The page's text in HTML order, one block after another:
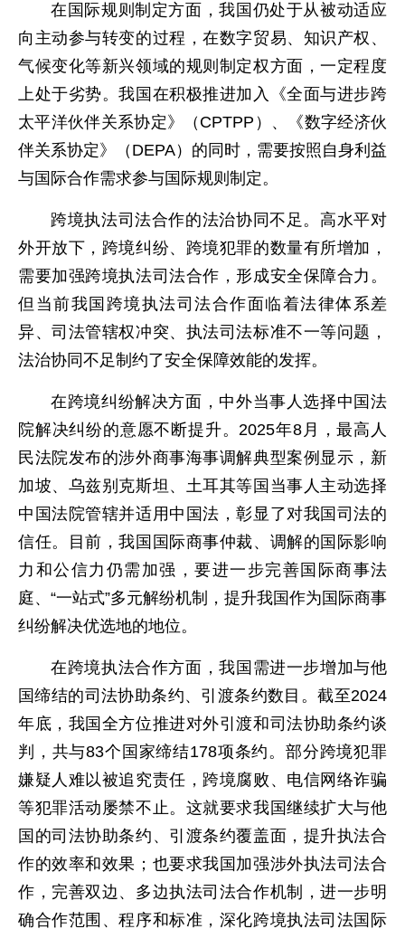
在国际规则制定方面，我国仍处于从被动适应
向主动参与转变的过程，在数字贸易、知识产权、
气候变化等新兴领域的规则制定权方面，一定程度
上处于劣势。我国在积极推进加入《全面与进步跨
太平洋伙伴关系协定》（CPTPP）、《数字经济伙
伴关系协定》（DEPA）的同时，需要按照自身利益
与国际合作需求参与国际规则制定。
跨境执法司法合作的法治协同不足。高水平对
外开放下，跨境纠纷、跨境犯罪的数量有所增加，
需要加强跨境执法司法合作，形成安全保障合力。
但当前我国跨境执法司法合作面临着法律体系差
异、司法管辖权冲突、执法司法标准不一等问题，
法治协同不足制约了安全保障效能的发挥。
在跨境纠纷解决方面，中外当事人选择中国法
院解决纠纷的意愿不断提升。2025年8月，最高人
民法院发布的涉外商事海事调解典型案例显示，新
加坡、乌兹别克斯坦、土耳其等国当事人主动选择
中国法院管辖并适用中国法，彰显了对我国司法的
信任。目前，我国国际商事仲裁、调解的国际影响
力和公信力仍需加强，要进一步完善国际商事法
庭、“一站式”多元解纷机制，提升我国作为国际商事
纠纷解决优选地的地位。
在跨境执法合作方面，我国需进一步增加与他
国缔结的司法协助条约、引渡条约数目。截至2024
年底，我国全方位推进对外引渡和司法协助条约谈
判，共与83个国家缔结178项条约。部分跨境犯罪
嫌疑人难以被追究责任，跨境腐败、电信网络诈骗
等犯罪活动屡禁不止。这就要求我国继续扩大与他
国的司法协助条约、引渡条约覆盖面，提升执法合
作的效率和效果；也要求我国加强涉外执法司法合
作，完善双边、多边执法司法合作机制，进一步明
确合作范围、程序和标准，深化跨境执法司法国际